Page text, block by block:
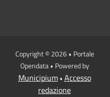
Copyright © 2026 • Portale
Opendata • Powered by
Municipium• Accesso
redazione